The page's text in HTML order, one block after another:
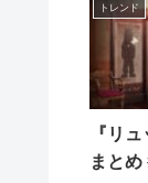
トレンド
『リ
まとめ